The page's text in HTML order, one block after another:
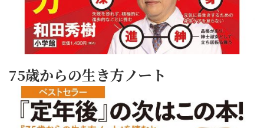
75歳からの生き方ノート